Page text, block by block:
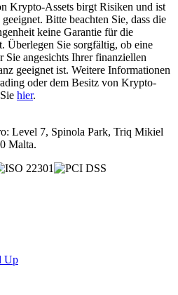
Krypto-Assets birgt Risiken und ist
Bitte beachten Sie, dass die
keine Garantie für die
Überlegen Sie sorgfältig, ob eine
angesichts Ihrer finanziellen
geeignet ist. Weitere Informationen
oder dem Besitz von Krypto-
hier.
Level 7, Spinola Park, Triq Mikiel
Malta.
Up